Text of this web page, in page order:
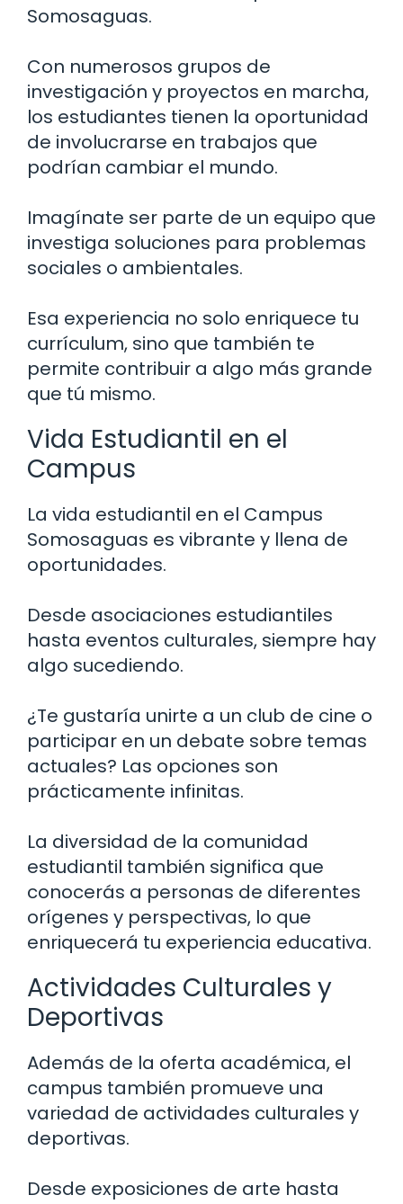
Somosaguas.
Con numerosos grupos de
investigación y proyectos en marcha,
los estudiantes tienen la oportunidad
de involucrarse en trabajos que
podrían cambiar el mundo.
Imagínate ser parte de un equipo que
investiga soluciones para problemas
sociales o ambientales.
Esa experiencia no solo enriquece tu
currículum, sino que también te
permite contribuir a algo más grande
que tú mismo.
Vida Estudiantil en el
Campus
La vida estudiantil en el Campus
Somosaguas es vibrante y llena de
oportunidades.
Desde asociaciones estudiantiles
hasta eventos culturales, siempre hay
algo sucediendo.
¿Te gustaría unirte a un club de cine o
participar en un debate sobre temas
actuales? Las opciones son
prácticamente infinitas.
La diversidad de la comunidad
estudiantil también significa que
conocerás a personas de diferentes
orígenes y perspectivas, lo que
enriquecerá tu experiencia educativa.
Actividades Culturales y
Deportivas
Además de la oferta académica, el
campus también promueve una
variedad de actividades culturales y
deportivas.
Desde exposiciones de arte hasta